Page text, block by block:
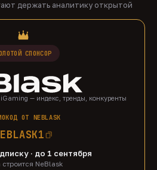
держать аналитику открытой
СПОНСОР
— индекс, тренды, конкуренты
ОТ NEBLASK
· до 1 сентября
строится NeBlask